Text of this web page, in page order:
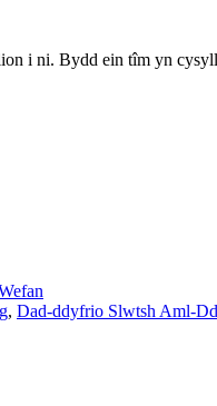
i ni. Bydd ein tîm yn
, Dad-ddyfrio Slwtsh Aml-